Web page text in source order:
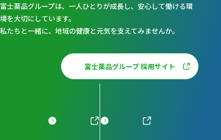
富士薬品グループは、一人ひとりが成長し、安心して働ける環
境を大切にしています。
私たちと一緒に、地域の健康と元気を支えてみませんか。
富士薬品グループ 採用サイト